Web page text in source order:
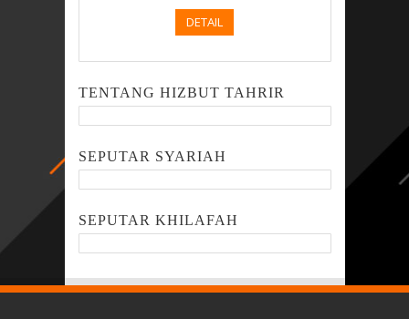
DETAIL
TENTANG HIZBUT TAHRIR
SEPUTAR SYARIAH
SEPUTAR KHILAFAH